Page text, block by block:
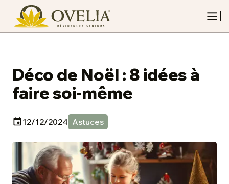
Déco de Noël : 8 idées à
faire soi-même
12/12/2024 Astuces